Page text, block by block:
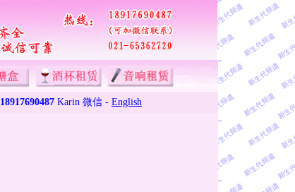
18917690487 Karin 微信 - English